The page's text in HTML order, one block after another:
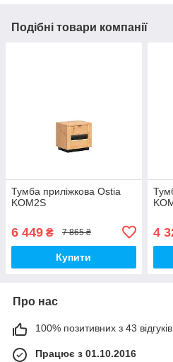
Подібні товари компанії
Тумба приліжкова Ostia
KOM2S
6 449 ₴ 7 865 ₴
Купити
4
Про нас
100% позитивних з 43 відгуків
Працює з 01.10.2016